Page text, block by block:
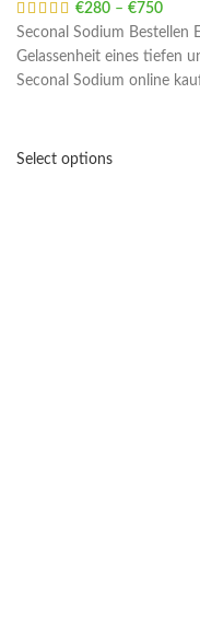
€280 – €750
Seconal Sodium Bestellen
Gelassenheit eines tiefen
Seconal Sodium online
Select options